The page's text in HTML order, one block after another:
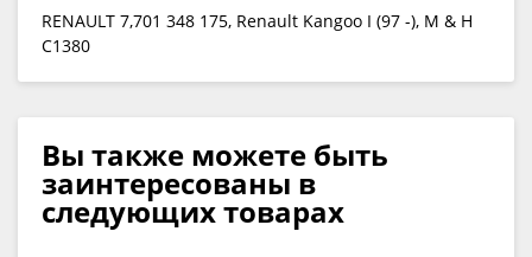
RENAULT 7,701 348 175, Renault Kangoo I (97 -), M & H
C1380
Вы также можете быть
заинтересованы в
следующих товарах